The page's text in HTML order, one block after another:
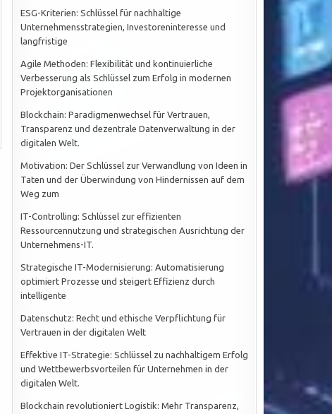
ESG-Kriterien: Schlüssel für nachhaltige
Unternehmensstrategien, Investoreninteresse und
langfristige
Agile Methoden: Flexibilität und kontinuierliche
Verbesserung als Schlüssel zum Erfolg in modernen
Projektorganisationen
Blockchain: Paradigmenwechsel für Vertrauen,
Transparenz und dezentrale Datenverwaltung in der
digitalen Welt.
Motivation: Der Schlüssel zur Verwandlung von Ideen in
Taten und der Überwindung von Hindernissen auf dem
Weg zum
IT-Controlling: Schlüssel zur effizienten
Ressourcennutzung und strategischen Ausrichtung der
Unternehmens-IT.
Strategische IT-Modernisierung: Automatisierung
optimiert Prozesse und steigert Effizienz durch
intelligente
Datenschutz: Recht und ethische Verpflichtung für
Vertrauen in der digitalen Welt
Effektive IT-Strategie: Schlüssel zu nachhaltigem Erfolg
und Wettbewerbsvorteilen für Unternehmen in der
digitalen Welt.
Blockchain revolutioniert Logistik: Mehr Transparenz,